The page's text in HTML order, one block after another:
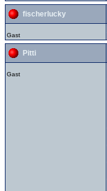
fischerlucky
Gast
Pitti
Gast